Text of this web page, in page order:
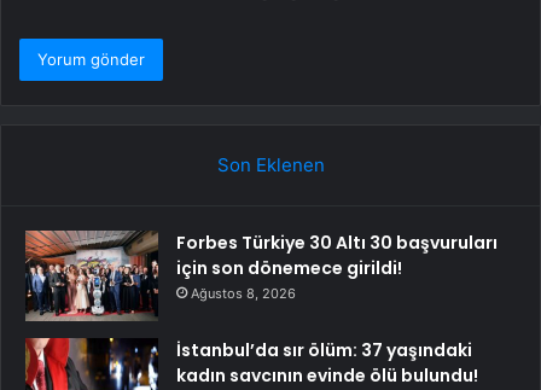
Son Eklenen
Forbes Türkiye 30 Altı 30 başvuruları
için son dönemece girildi!
Ağustos 8, 2026
İstanbul’da sır ölüm: 37 yaşındaki
kadın savcının evinde ölü bulundu!